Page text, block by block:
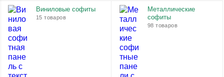
Виниловые софиты
15 товаров
Металлические
софиты
98 товаров